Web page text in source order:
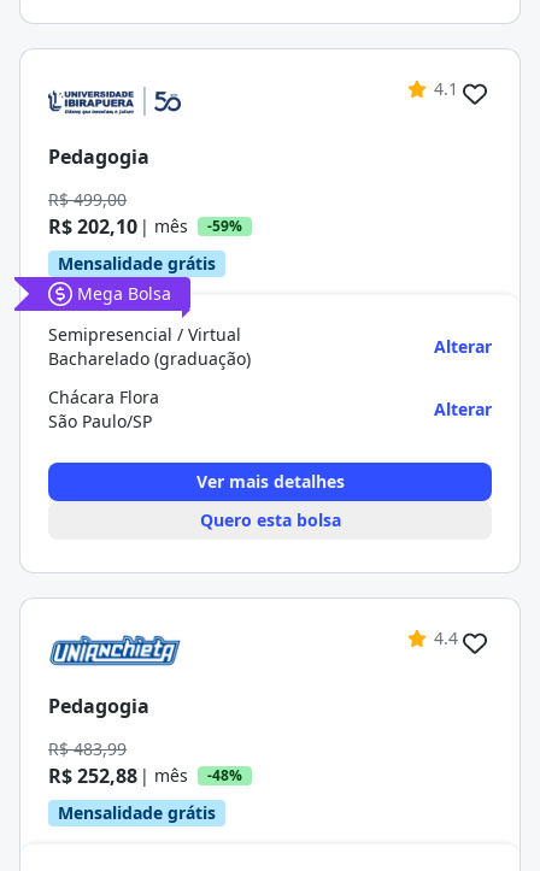
4.1
Pedagogia
R$ 499,00
R$ 202,10 | mês -59%
Mensalidade grátis
Mega Bolsa
Semipresencial / Virtual
Bacharelado (graduação)
Alterar
Chácara Flora
São Paulo/SP
Alterar
Ver mais detalhes
Quero esta bolsa
4.4
Pedagogia
R$ 483,99
R$ 252,88 | mês -48%
Mensalidade grátis